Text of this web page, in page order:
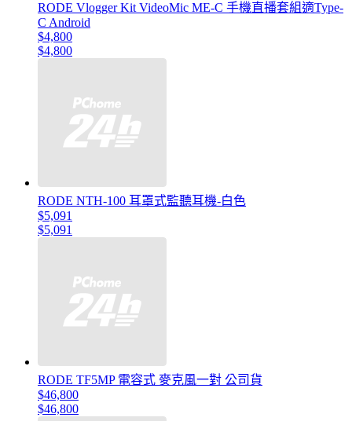
RODE Vlogger Kit VideoMic ME-C 手機直播套組適Type-
C Android
$4,800
$4,800
RODE NTH-100 耳罩式監聽耳機-白色
$5,091
$5,091
RODE TF5MP 電容式 麥克風一對 公司貨
$46,800
$46,800